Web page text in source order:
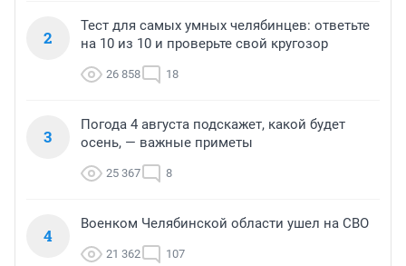
2
Тест для самых умных челябинцев: ответьте
на 10 из 10 и проверьте свой кругозор
26 858 18
3
Погода 4 августа подскажет, какой будет
осень, — важные приметы
25 367 8
4
Военком Челябинской области ушел на СВО
21 362 107